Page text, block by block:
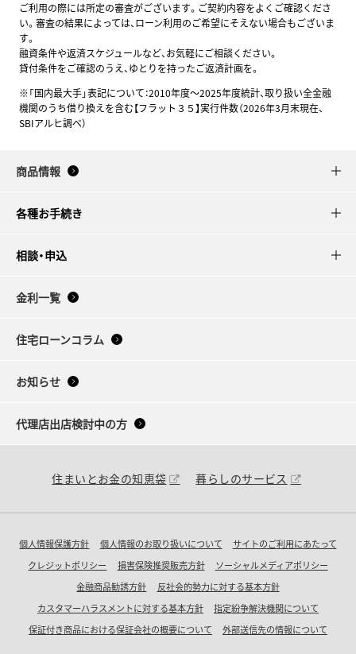
ご利用の際には所定の審査がございます。ご契約内容をよくご確認くださ
い。審査の結果によっては、ローン利用のご希望にそえない場合もございま
す。
融資条件や返済スケジュールなど、お気軽にご相談ください。
貸付条件をご確認のうえ、ゆとりを持ったご返済計画を。
※「国内最大手」表記について：2010年度～2025年度統計、取り扱い全金融
機関のうち借り換えを含む【フラット３５】実行件数（2026年3月末現在、
SBIアルヒ調べ）
商品情報
各種お手続き
相談・申込
金利一覧
住宅ローンコラム
お知らせ
代理店出店検討中の方
住まいとお金の知恵袋 暮らしのサービス
個人情報保護方針 個人情報のお取り扱いについて
サイトのご利用にあたって
クレジットポリシー
損害保険推奨販売方針
ソーシャルメディアポリシー
金融商品勧誘方針
反社会的勢力に対する基本方針
カスタマーハラスメントに対する基本方針
指定紛争解決機関について
保証付き商品における保証会社の概要について
外部送信先の情報について